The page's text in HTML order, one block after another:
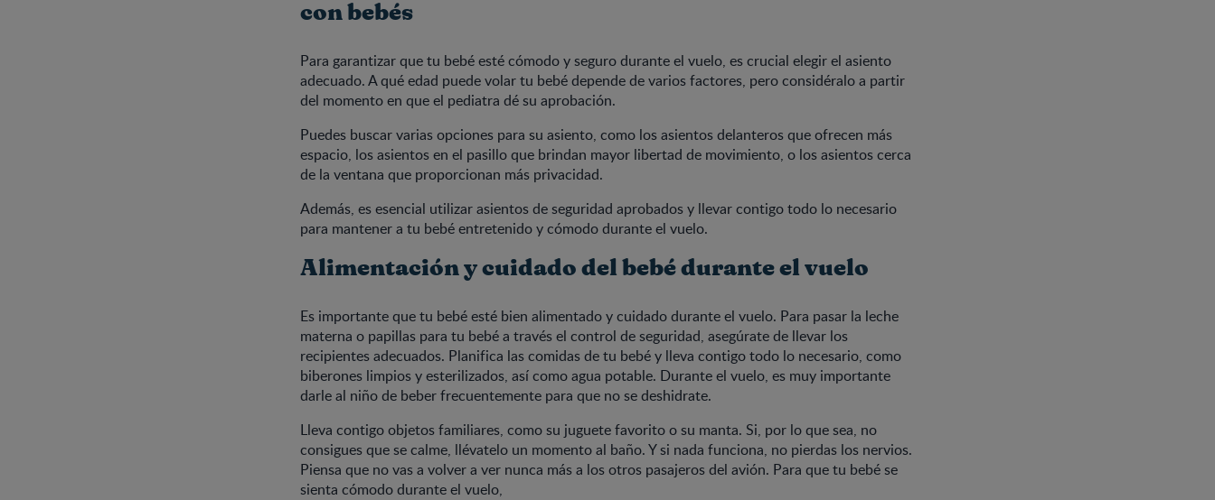
con bebés
Para garantizar que tu bebé esté cómodo y seguro durante el vuelo, es crucial elegir el asiento
adecuado. A qué edad puede volar tu bebé depende de varios factores, pero considéralo a partir
del momento en que el pediatra dé su aprobación.
Puedes buscar varias opciones para su asiento, como los asientos delanteros que ofrecen más
espacio, los asientos en el pasillo que brindan mayor libertad de movimiento, o los asientos cerca
de la ventana que proporcionan más privacidad.
Además, es esencial utilizar asientos de seguridad aprobados y llevar contigo todo lo necesario
para mantener a tu bebé entretenido y cómodo durante el vuelo.
Alimentación y cuidado del bebé durante el vuelo
Es importante que tu bebé esté bien alimentado y cuidado durante el vuelo. Para pasar la leche
materna o papillas para tu bebé a través el control de seguridad, asegúrate de llevar los
recipientes adecuados. Planifica las comidas de tu bebé y lleva contigo todo lo necesario, como
biberones limpios y esterilizados, así como agua potable. Durante el vuelo, es muy importante
darle al niño de beber frecuentemente para que no se deshidrate.
Lleva contigo objetos familiares, como su juguete favorito o su manta. Si, por lo que sea, no
consigues que se calme, llévatelo un momento al baño. Y si nada funciona, no pierdas los nervios.
Piensa que no vas a volver a ver nunca más a los otros pasajeros del avión. Para que tu bebé se
sienta cómodo durante el vuelo,